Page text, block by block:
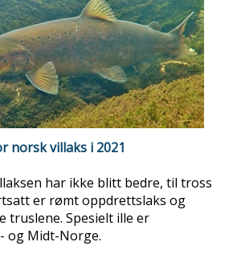
norsk villaks i 2021
har ikke blitt bedre, til tross
er rømt oppdrettslaks og
truslene. Spesielt ille er
og Midt-Norge.